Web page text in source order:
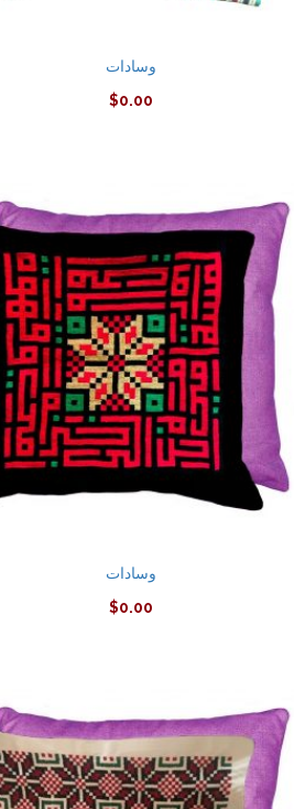
وسادات
$0.00
وسادات
$0.00